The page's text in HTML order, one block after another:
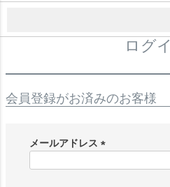
ログ
会員登録がお済みのお客様
メールアドレス